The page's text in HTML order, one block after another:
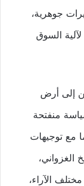
جوهرية،
السوق
إلى أرض
منفتحة
مع توجيهات
الغزواني،
الآراء،